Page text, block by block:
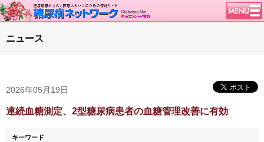
談話室BBS
糖尿病のきほん
ニュース
2026年05月19日
連続血糖測定、2型糖尿病患者の血糖管理改善に有効
キーワード